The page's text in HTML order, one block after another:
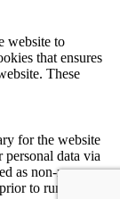
website to
that ensures
These
for the website
data via
as non-necessary
to running